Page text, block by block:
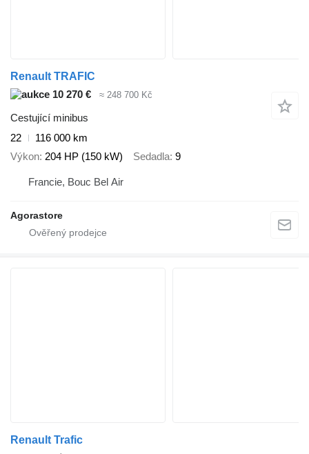
Renault TRAFIC
10 270 €
≈ 248 700 Kč
Cestující minibus
22
116 000 km
Výkon 204 HP (150 kW) Sedadla 9
Francie, Bouc Bel Air
Agorastore
Renault Trafic